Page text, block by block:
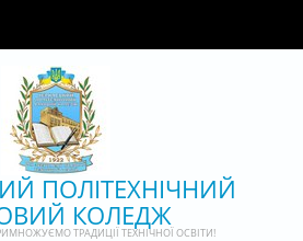
ПОЛІТЕХНІЧНИЙ
КОЛЕДЖ
ТРАДИЦІЇ ТЕХНІЧНОЇ ОСВІТИ!